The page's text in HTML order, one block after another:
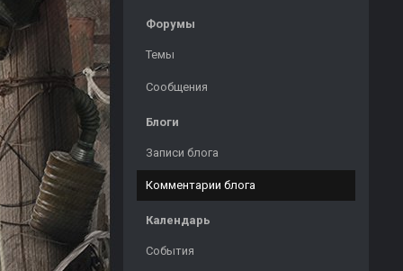
Форумы
Темы
Сообщения
Блоги
Записи блога
Комментарии блога
Календарь
События